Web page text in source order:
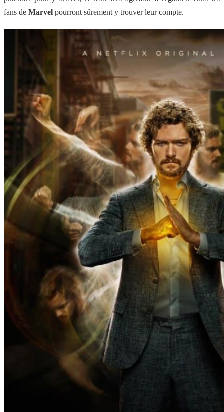
fans de Marvel pourront sûrement y trouver leur compte.